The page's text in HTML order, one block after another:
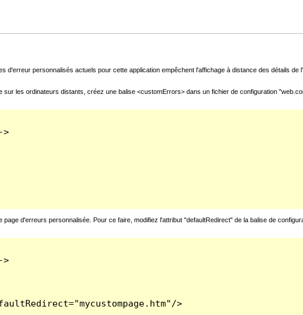
d'erreur personnalisés actuels pour cette application empêchent l'affichage à distance des détails
les ordinateurs distants, créez une balise <customErrors> dans un fichier de configuration
>
d'erreurs personnalisée. Pour ce faire, modifiez l'attribut "defaultRedirect" de la balise de
>
>